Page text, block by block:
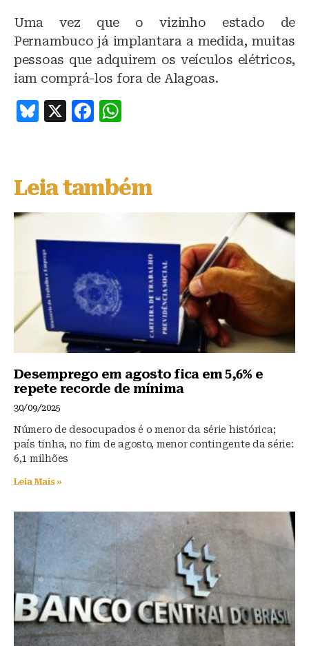
Uma vez que o vizinho estado de
Pernambuco já implantara a medida, muitas
pessoas que adquirem os veículos elétricos,
iam comprá-los fora de Alagoas.
B
s
k
y
X
F
e
b
o
k
s
A
p
Leia também
Desemprego em agosto fica em 5,6% e
repete recorde de mínima
30/09/2025
Número de desocupados é o menor da série histórica;
país tinha, no fim de agosto, menor contingente da série:
6,1 milhões
Leia Mais »